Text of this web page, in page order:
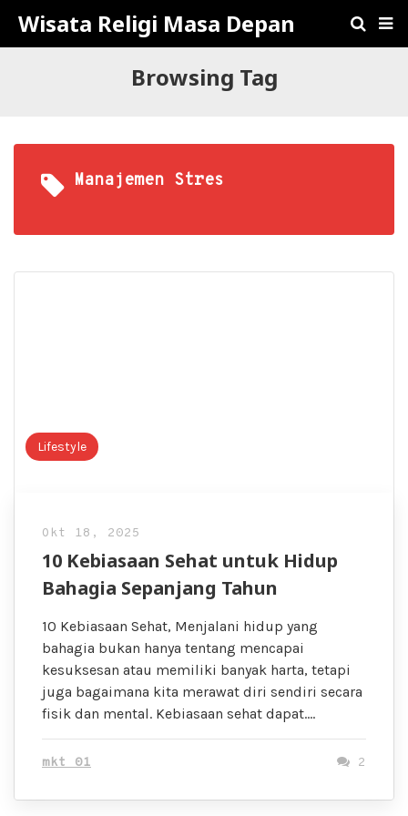
Wisata Religi Masa Depan
Browsing Tag
Manajemen Stres
Lifestyle
Okt 18, 2025
10 Kebiasaan Sehat untuk Hidup
Bahagia Sepanjang Tahun
10 Kebiasaan Sehat, Menjalani hidup yang
bahagia bukan hanya tentang mencapai
kesuksesan atau memiliki banyak harta, tetapi
juga bagaimana kita merawat diri sendiri secara
fisik dan mental. Kebiasaan sehat dapat….
mkt 01 2